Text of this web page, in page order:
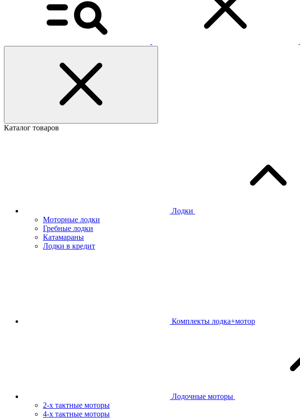
Каталог товаров
Лодки
Моторные лодки
Гребные лодки
Катамараны
Лодки в кредит
Комплекты лодка+мотор
Лодочные моторы
2-х тактные моторы
4-х тактные моторы